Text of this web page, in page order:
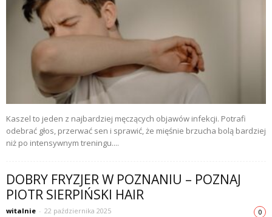
Kaszel to jeden z najbardziej męczących objawów infekcji. Potrafi
odebrać głos, przerwać sen i sprawić, że mięśnie brzucha bolą bardziej
niż po intensywnym treningu....
DOBRY FRYZJER W POZNANIU – POZNAJ
PIOTR SIERPIŃSKI HAIR
witalnie - 22 października 2025 0